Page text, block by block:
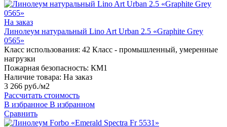
На заказ
Линолеум натуральный Lino Art Urban 2.5 «Graphite Grey
0565»
Класс использования: 42 Класс - промышленный, умеренные
нагрузки
Пожарная безопасность: КМ1
Наличие товара: На заказ
3 266 руб./м2
Рассчитать стоимость
В избранное В избранном
Сравнить